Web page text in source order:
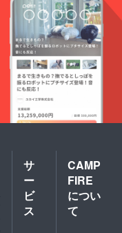
サ
ー
ビ
ス
CAMP
FIRE
につい
て